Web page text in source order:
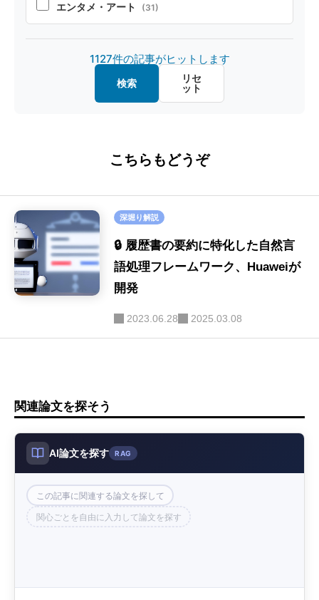
オープンソース (32)
マルチモーダル (26)
ハルシネーション (16)
セキュリティ (16)
画像生成
音声 (9)
LLM-as-a-Judge
エンタメ・アート (31)
製造・デザイン (20)
(20)
1127件の記事がヒットします
検索
リセ
ット
こちらもどうぞ
深堀り解説
🔒 履歴書の要約に特化した自然言
語処理フレームワーク、Huaweiが
開発
2023.06.28 2025.03.08
関連論文を探そう
AI論文を探す RAG
この記事に関連する論文を探して
関心ごとを自由に入力して論文を探す